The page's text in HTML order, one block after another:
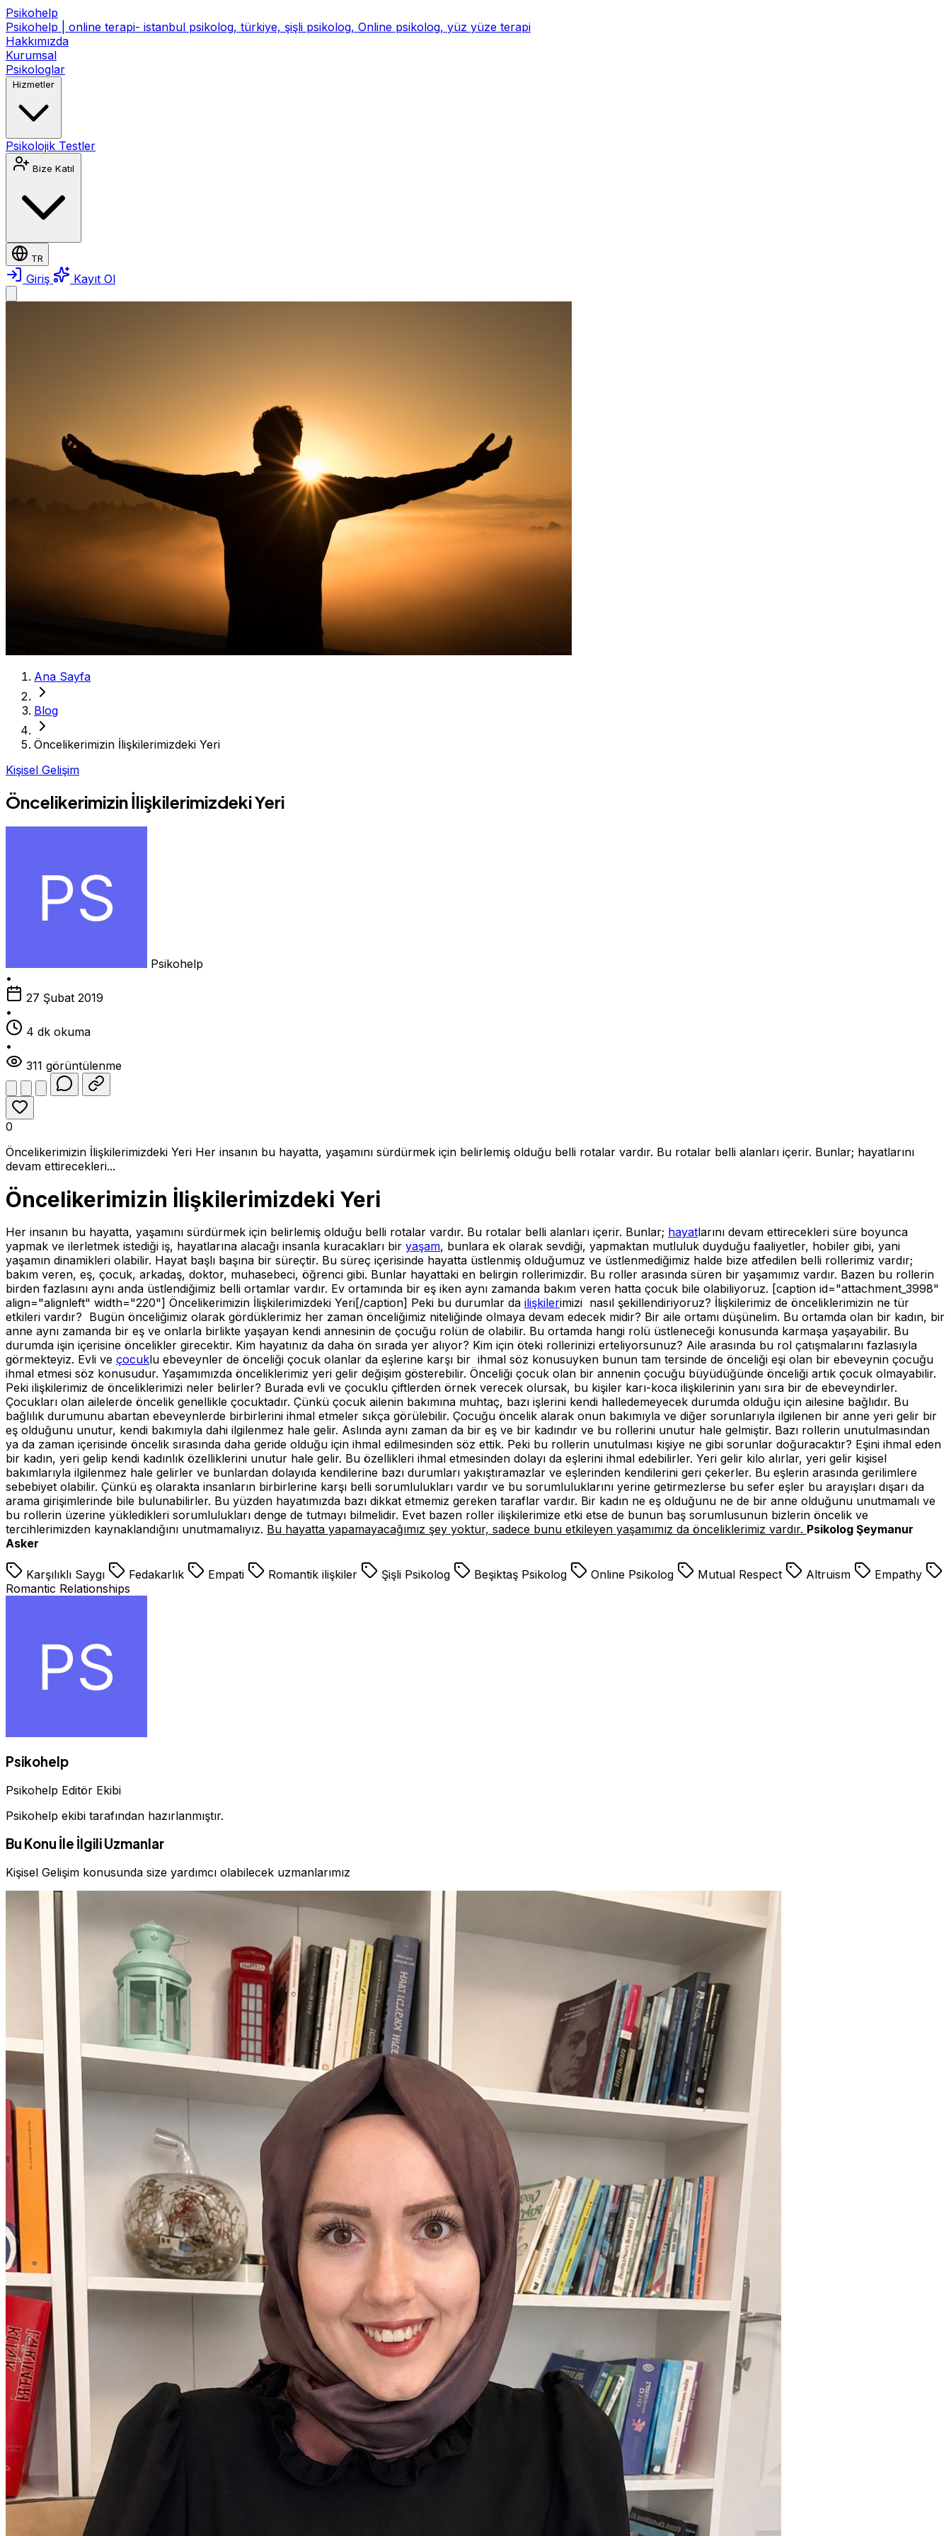
Psikohelp
Psikohelp | online terapi- istanbul psikolog, türkiye, şişli psikolog, Online psikolog, yüz yüze terapi
Hakkımızda
Kurumsal
Psikologlar
Hizmetler
Psikolojik Testler
Bize Katıl
TR
Giriş Kayıt Ol
Ana Sayfa
Blog
Öncelikerimizin İlişkilerimizdeki Yeri
Kişisel Gelişim
Öncelikerimizin İlişkilerimizdeki Yeri
Psikohelp
•
27 Şubat 2019
•
4 dk okuma
•
311 görüntülenme
0
Öncelikerimizin İlişkilerimizdeki Yeri Her insanın bu hayatta, yaşamını sürdürmek için belirlemiş olduğu belli rotalar vardır. Bu rotalar belli alanları içerir. Bunlar; hayatlarını
devam ettirecekleri...
Öncelikerimizin İlişkilerimizdeki Yeri
Her insanın bu hayatta, yaşamını sürdürmek için belirlemiş olduğu belli rotalar vardır. Bu rotalar belli alanları içerir. Bunlar; hayatlarını devam ettirecekleri süre boyunca
yapmak ve ilerletmek istediği iş, hayatlarına alacağı insanla kuracakları bir yaşam, bunlara ek olarak sevdiği, yapmaktan mutluluk duyduğu faaliyetler, hobiler gibi, yani
yaşamın dinamikleri olabilir. Hayat başlı başına bir süreçtir. Bu süreç içerisinde hayatta üstlenmiş olduğumuz ve üstlenmediğimiz halde bize atfedilen belli rollerimiz vardır;
bakım veren, eş, çocuk, arkadaş, doktor, muhasebeci, öğrenci gibi. Bunlar hayattaki en belirgin rollerimizdir. Bu roller arasında süren bir yaşamımız vardır. Bazen bu rollerin
birden fazlasını aynı anda üstlendiğimiz belli ortamlar vardır. Ev ortamında bir eş iken aynı zamanda bakım veren hatta çocuk bile olabiliyoruz. [caption id="attachment_3998"
align="alignleft" width="220"] Öncelikerimizin İlişkilerimizdeki Yeri[/caption] Peki bu durumlar da ilişkilerimizi nasıl şekillendiriyoruz? İlişkilerimiz de önceliklerimizin ne tür
etkileri vardır? Bugün önceliğimiz olarak gördüklerimiz her zaman önceliğimiz niteliğinde olmaya devam edecek midir? Bir aile ortamı düşünelim. Bu ortamda olan bir kadın, bir
anne aynı zamanda bir eş ve onlarla birlikte yaşayan kendi annesinin de çocuğu rolün de olabilir. Bu ortamda hangi rolü üstleneceği konusunda karmaşa yaşayabilir. Bu
durumda işin içerisine öncelikler girecektir. Kim hayatınız da daha ön sırada yer alıyor? Kim için öteki rollerinizi erteliyorsunuz? Aile arasında bu rol çatışmalarını fazlasıyla
görmekteyiz. Evli ve çocuklu ebeveynler de önceliği çocuk olanlar da eşlerine karşı bir ihmal söz konusuyken bunun tam tersinde de önceliği eşi olan bir ebeveynin çocuğu
ihmal etmesi söz konusudur. Yaşamımızda önceliklerimiz yeri gelir değişim gösterebilir. Önceliği çocuk olan bir annenin çocuğu büyüdüğünde önceliği artık çocuk olmayabilir.
Peki ilişkilerimiz de önceliklerimizi neler belirler? Burada evli ve çocuklu çiftlerden örnek verecek olursak, bu kişiler karı-koca ilişkilerinin yanı sıra bir de ebeveyndirler.
Çocukları olan ailelerde öncelik genellikle çocuktadır. Çünkü çocuk ailenin bakımına muhtaç, bazı işlerini kendi halledemeyecek durumda olduğu için ailesine bağlıdır. Bu
bağlılık durumunu abartan ebeveynlerde birbirlerini ihmal etmeler sıkça görülebilir. Çocuğu öncelik alarak onun bakımıyla ve diğer sorunlarıyla ilgilenen bir anne yeri gelir bir
eş olduğunu unutur, kendi bakımıyla dahi ilgilenmez hale gelir. Aslında aynı zaman da bir eş ve bir kadındır ve bu rollerini unutur hale gelmiştir. Bazı rollerin unutulmasından
ya da zaman içerisinde öncelik sırasında daha geride olduğu için ihmal edilmesinden söz ettik. Peki bu rollerin unutulması kişiye ne gibi sorunlar doğuracaktır? Eşini ihmal eden
bir kadın, yeri gelip kendi kadınlık özelliklerini unutur hale gelir. Bu özellikleri ihmal etmesinden dolayı da eşlerini ihmal edebilirler. Yeri gelir kilo alırlar, yeri gelir kişisel
bakımlarıyla ilgilenmez hale gelirler ve bunlardan dolayıda kendilerine bazı durumları yakıştıramazlar ve eşlerinden kendilerini geri çekerler. Bu eşlerin arasında gerilimlere
sebebiyet olabilir. Çünkü eş olarakta insanların birbirlerine karşı belli sorumlulukları vardır ve bu sorumluluklarını yerine getirmezlerse bu sefer eşler bu arayışları dışarı da
arama girişimlerinde bile bulunabilirler. Bu yüzden hayatımızda bazı dikkat etmemiz gereken taraflar vardır. Bir kadın ne eş olduğunu ne de bir anne olduğunu unutmamalı ve
bu rollerin üzerine yükledikleri sorumlulukları denge de tutmayı bilmelidir. Evet bazen roller ilişkilerimize etki etse de bunun baş sorumlusunun bizlerin öncelik ve
tercihlerimizden kaynaklandığını unutmamalıyız. Bu hayatta yapamayacağımız şey yoktur, sadece bunu etkileyen yaşamımız da önceliklerimiz vardır. Psikolog Şeymanur
Asker
Karşılıklı Saygı Fedakarlık Empati Romantik ilişkiler Şişli Psikolog Beşiktaş Psikolog Online Psikolog Mutual Respect Altruism
Empathy
Romantic Relationships
Psikohelp
Psikohelp Editör Ekibi
Psikohelp ekibi tarafından hazırlanmıştır.
Bu Konu İle İlgili Uzmanlar
Kişisel Gelişim konusunda size yardımcı olabilecek uzmanlarımız